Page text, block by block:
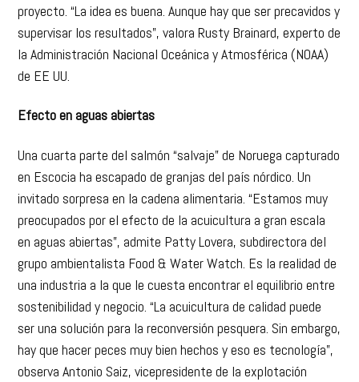
proyecto. “La idea es buena. Aunque hay que ser precavidos y
supervisar los resultados”, valora Rusty Brainard, experto de
la Administración Nacional Oceánica y Atmosférica (NOAA)
de EE UU.
Efecto en aguas abiertas
Una cuarta parte del salmón “salvaje” de Noruega capturado
en Escocia ha escapado de granjas del país nórdico. Un
invitado sorpresa en la cadena alimentaria. “Estamos muy
preocupados por el efecto de la acuicultura a gran escala
en aguas abiertas”, admite Patty Lovera, subdirectora del
grupo ambientalista Food & Water Watch. Es la realidad de
una industria a la que le cuesta encontrar el equilibrio entre
sostenibilidad y negocio. “La acuicultura de calidad puede
ser una solución para la reconversión pesquera. Sin embargo,
hay que hacer peces muy bien hechos y eso es tecnología”,
observa Antonio Saiz, vicepresidente de la explotación